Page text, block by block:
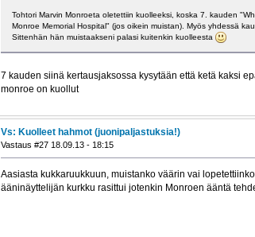
Tohtori Marvin Monroeta oletettiin kuolleeksi, koska 7. kauden
Monroe Memorial Hospital" (jos oikein muistan). Myös yhdessä
Sittenhän hän muistaakseni palasi kuitenkin kuolleesta
7 kauden siinä kertausjaksossa kysytään että ketä kaksi
monroe on kuollut
Vs: Kuolleet hahmot (juonipaljastuksia!)
Vastaus #27 18.09.13 - 18:15
Aasiasta kukkaruukkuun, muistanko väärin vai
ääninäyttelijän kurkku rasittui jotenkin Monroen ääntä